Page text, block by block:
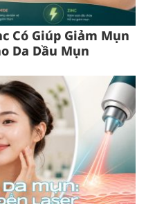
Có Giúp Giảm Mụn
Da Dầu Mụn